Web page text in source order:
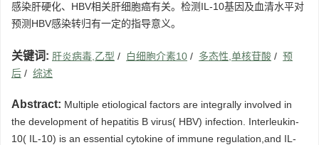
感染肝硬化、HBV相关肝细胞癌有关。检测IL-10基因及血清水平对
预测HBV感染转归有一定的指导意义。
关键词: 肝炎病毒,乙型 / 白细胞介素10 / 多态性,单核苷酸 / 预
后 / 综述
Abstract: Multiple etiological factors are integrally involved in
the development of hepatitis B virus( HBV) infection. Interleukin-
10( IL-10) is an essential cytokine of immune regulation,and IL-